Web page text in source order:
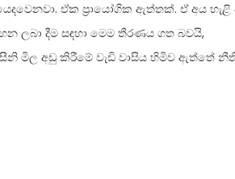
ඒක ප්‍රායෝගික ඇත්තක්. ඒ අය
ලබා දීම සඳහා මෙම තීරණය ගත බවයි,
මිල අඩු කිරීමේ වැඩි වාසිය හිමිව ඇත්තේ